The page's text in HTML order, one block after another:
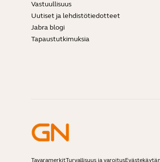
Vastuullisuus
Uutiset ja lehdistötiedotteet
Jabra blogi
Tapaustutkimuksia
TavaramerkitTurvallisuus ja varoitus